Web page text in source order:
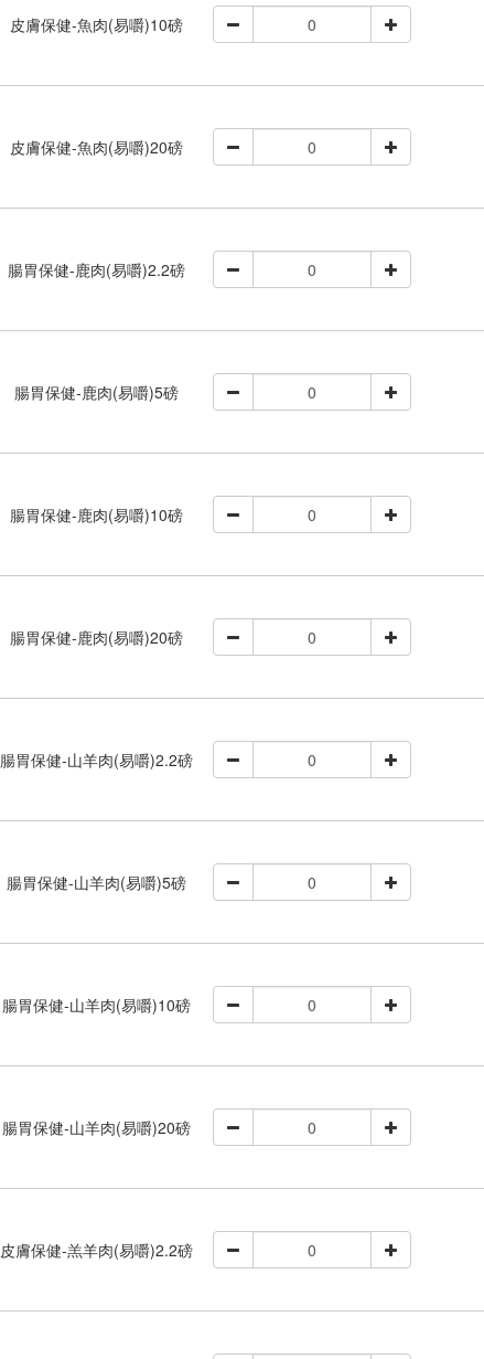
皮膚保健-魚肉(易嚼)10磅
皮膚保健-魚肉(易嚼)20磅
腸胃保健-鹿肉(易嚼)2.2磅
腸胃保健-鹿肉(易嚼)5磅
腸胃保健-鹿肉(易嚼)10磅
腸胃保健-鹿肉(易嚼)20磅
腸胃保健-山羊肉(易嚼)2.2磅
腸胃保健-山羊肉(易嚼)5磅
腸胃保健-山羊肉(易嚼)10磅
腸胃保健-山羊肉(易嚼)20磅
皮膚保健-羔羊肉(易嚼)2.2磅